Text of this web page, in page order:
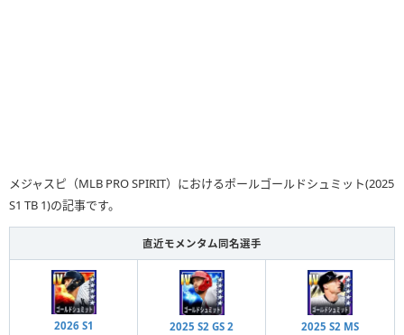
メジャスピ（MLB PRO SPIRIT）におけるポールゴールドシュミット(2025
S1 TB 1)の記事です。
直近モメンタム同名選手
2026 S1 2025 S2 GS 2 2025 S2 MS